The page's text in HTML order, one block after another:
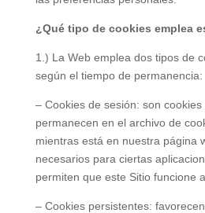
¿Qué tipo de cookies emplea
1.) La Web emplea dos tipos de
según el tiempo de permanencia:
– Cookies de sesión: son
permanecen en el archivo de
mientras está en nuestra página
necesarios para ciertas
permiten que este Sitio funcione
– Cookies persistentes: